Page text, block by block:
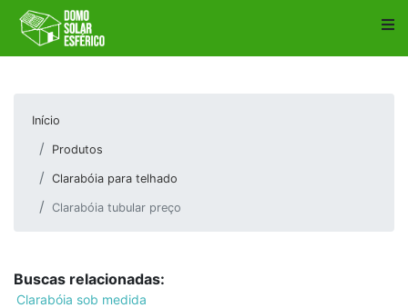
Início
Produtos
Clarabóia para telhado
Clarabóia tubular preço
Buscas relacionadas:
Clarabóia sob medida